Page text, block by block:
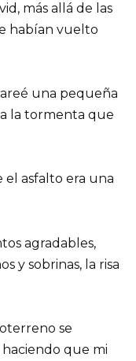
más allá de las
habían vuelto
una pequeña
la tormenta que
el asfalto era una
agradables,
y sobrinas, la risa
se
que mi